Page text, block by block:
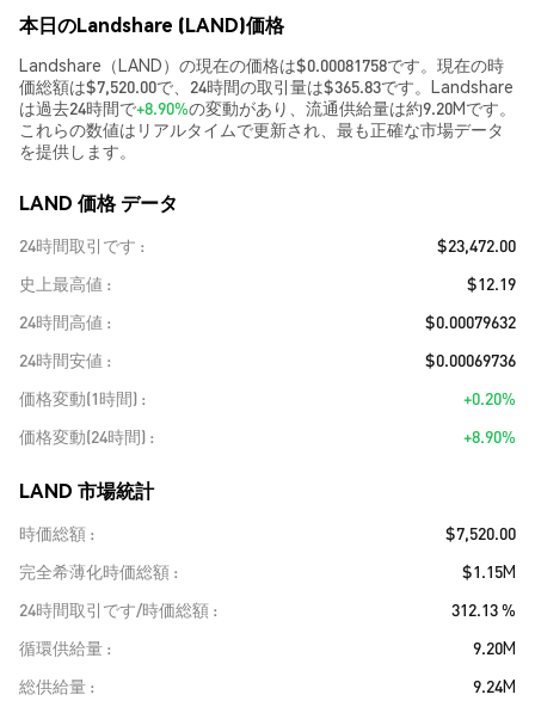
本日のLandshare (LAND)価格
Landshare（LAND）の現在の価格は$0.00081758です。現在の時
価総額は$7,520.00で、24時間の取引量は$365.83です。Landshare
は過去24時間で+8.90%の変動があり、流通供給量は約9.20Mです。
これらの数値はリアルタイムで更新され、最も正確な市場データ
を提供します。
LAND 価格 データ
24時間取引です
$23,472.00
史上最高値
$12.19
24時間高値
$0.00079632
24時間安値
$0.00069736
価格変動(1時間)
+0.20%
価格変動(24時間)
+8.90%
LAND 市場統計
時価総額
$7,520.00
完全希薄化時価総額
$1.15M
24時間取引です/時価総額
312.13 %
循環供給量
9.20M
総供給量
9.24M